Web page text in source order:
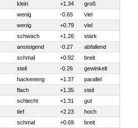
klein +1.34
groß
wenig -0.65
viel
wenig +0.79
viel
schwach +1.26
stark
ansteigend -0.27
abfallend
schmal +0.92
breit
steil -0.26
gewinkelt
hackeneng +1.37
parallel
flach +1.35
steil
schlecht +1.31
gut
tief +2.23
hoch
schmal +0.69
breit